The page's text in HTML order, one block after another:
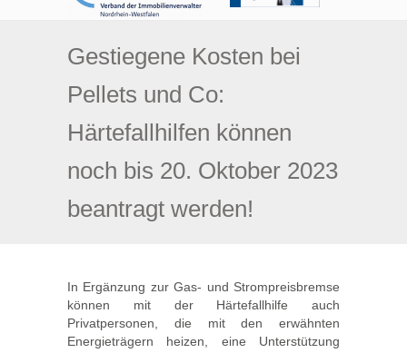
Gestiegene Kosten bei
Pellets und Co:
Härtefallhilfen können
noch bis 20. Oktober 2023
beantragt werden!
In Ergänzung zur Gas- und Strompreisbremse
können mit der Härtefallhilfe auch
Privatpersonen, die mit den erwähnten
Energieträgern heizen, eine Unterstützung